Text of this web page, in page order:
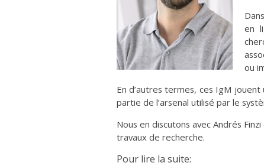
en
ou
En d’autres termes, ces IgM
partie de l’arsenal utilisé par le
Nous en discutons avec Andrés
travaux de recherche.
Pour lire la suite: